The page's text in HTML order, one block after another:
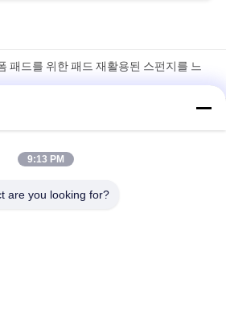
패드를 위한 패드 재활용된 스펀지를 느
노멕스 필터 산업적 PE 폴리에스테르 여
라미드 / 노멕스 필터 바늘 필터 직물 직
9:13 PM
are you looking for?